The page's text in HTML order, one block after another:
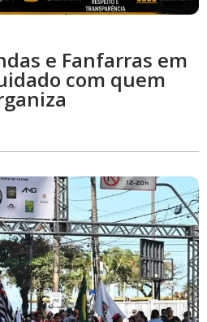
e Fanfarras em
com quem